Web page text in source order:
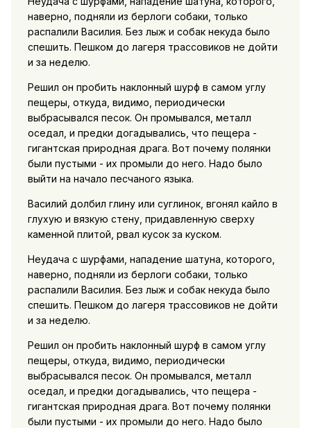
наверно, подняли из берлоги собаки, только
распалили Василия. Без лыж и собак некуда было
спешить. Пешком до лагеря трассовиков не дойти
и за неделю.
Решил он пробить наклонный шурф в самом углу
пещеры, откуда, видимо, периодически
выбрасывался песок. Он промывался, металл
оседал, и предки догадывались, что пещера -
гигантская природная драга. Вот почему полянки
были пустыми - их промыли до него. Надо было
выйти на начало песчаного языка.
Василий долбил глину или суглинок, вгонял кайло в
глухую и вязкую стену, придавленную сверху
каменной плитой, рвал кусок за куском.
Неудача с шурфами, нападение шатуна, которого,
наверно, подняли из берлоги собаки, только
распалили Василия. Без лыж и собак некуда было
спешить. Пешком до лагеря трассовиков не дойти
и за неделю.
Решил он пробить наклонный шурф в самом углу
пещеры, откуда, видимо, периодически
выбрасывался песок. Он промывался, металл
оседал, и предки догадывались, что пещера -
гигантская природная драга. Вот почему полянки
были пустыми - их промыли до него. Надо было